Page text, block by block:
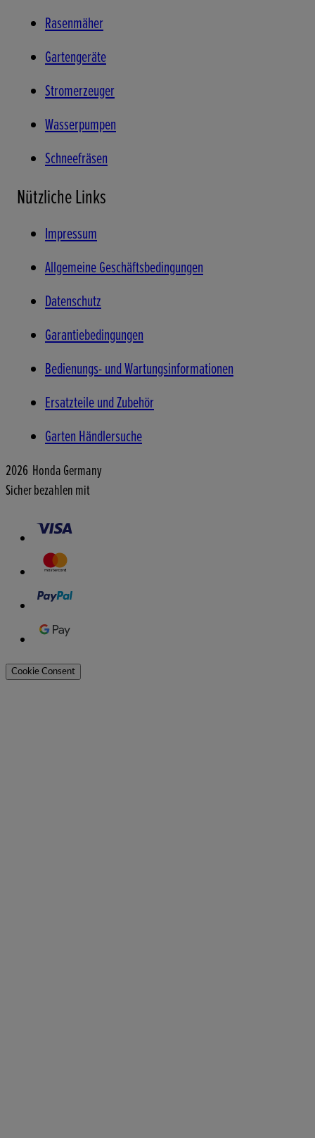
Rasenmäher
Gartengeräte
Stromerzeuger
Wasserpumpen
Schneefräsen
Nützliche Links
Impressum
Allgemeine Geschäftsbedingungen
Datenschutz
Garantiebedingungen
Bedienungs- und Wartungsinformationen
Ersatzteile und Zubehör
Garten Händlersuche
2026 Honda Germany
Sicher bezahlen mit
Cookie Consent